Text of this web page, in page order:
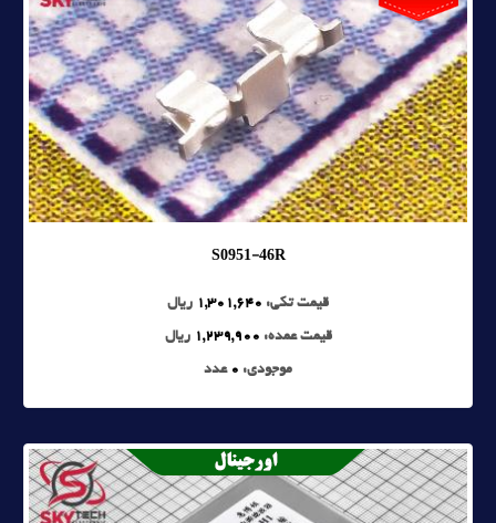
S0951-46R
قیمت تکی: 1,301,640 ریال
قیمت عمده: 1,239,900 ریال
موجودی: 0 عدد